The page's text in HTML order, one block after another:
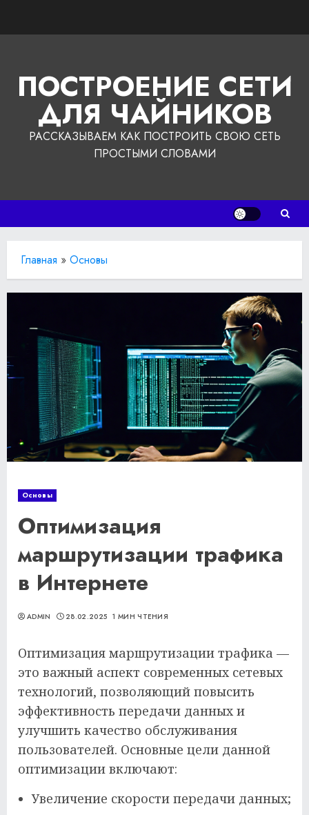
ПОСТРОЕНИЕ СЕТИ
ДЛЯ ЧАЙНИКОВ
РАССКАЗЫВАЕМ КАК ПОСТРОИТЬ СВОЮ СЕТЬ
ПРОСТЫМИ СЛОВАМИ
Главная » Основы
Основы
Оптимизация
маршрутизации трафика
в Интернете
ADMIN 28.02.2025 1 МИН ЧТЕНИЯ
Оптимизация маршрутизации трафика —
это важный аспект современных сетевых
технологий, позволяющий повысить
эффективность передачи данных и
улучшить качество обслуживания
пользователей. Основные цели данной
оптимизации включают:
Увеличение скорости передачи данных;